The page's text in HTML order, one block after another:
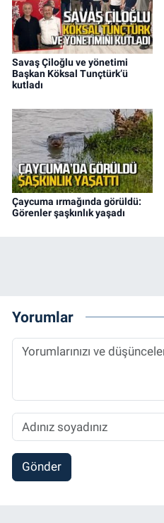
Savaş Çiloğlu ve yönetimi
Başkan Köksal Tunçtürk’ü
kutladı
Çaycuma ırmağında görüldü:
Görenler şaşkınlık yaşadı
Yorumlar
Gönder